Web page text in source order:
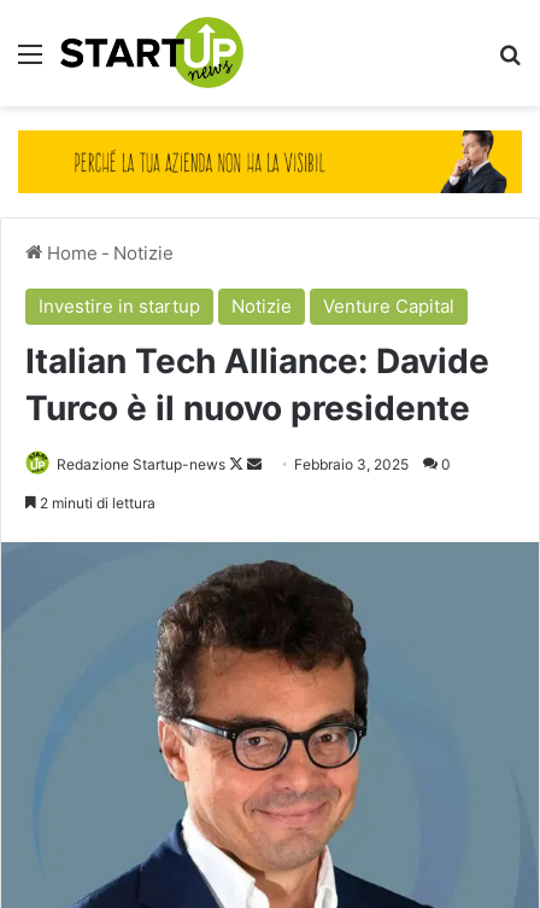
Menu
Home - Notizie
Investire in startup Notizie Venture Capital
Italian Tech Alliance: Davide
Turco è il nuovo presidente
Redazione Startup-news
Follow
Invia Febbraio 3, 2025 0
2 minuti di lettura